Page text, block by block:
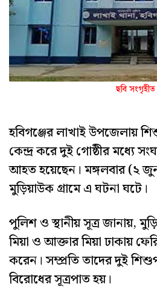
ছবি সংগৃহীত
হবিগঞ্জের লাখাই উপজেলায়
কেন্দ্র করে দুই গোষ্ঠীর মধ্যে
আহত হয়েছেন। মঙ্গলবার (২
মুড়িয়াউক গ্রামে এ ঘটনা ঘটে।
পুলিশ ও স্থানীয় সূত্র জানায়,
মিয়া ও আক্তার মিয়া ঢাকায়
করেন। সম্প্রতি তাদের দুই
বিরোধের সূত্রপাত হয়।